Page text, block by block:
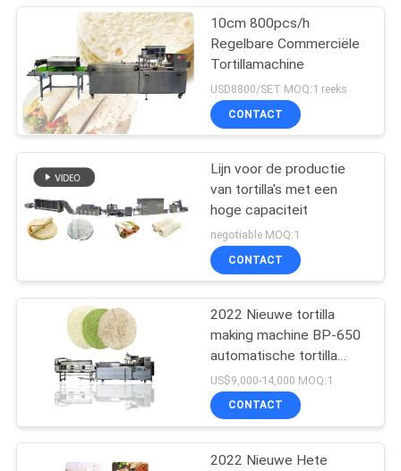
10cm 800pcs/h
Regelbare Commerciële
Tortillamachine
USD8800/SET MOQ:1 reeks
CONTACT
Lijn voor de productie
van tortilla's met een
hoge capaciteit
negotiable MOQ:1
CONTACT
2022 Nieuwe tortilla
making machine BP-650
automatische tortilla
making machine
US$9,000-14,000 MOQ:1
CONTACT
2022 Nieuwe Hete